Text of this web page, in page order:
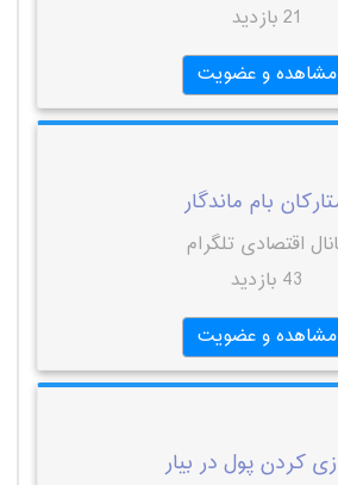
21 بازدید
مشاهده و عضویت
بام ماندگار
اقتصادی تلگرام
43 بازدید
مشاهده و عضویت
کردن پول در بیار